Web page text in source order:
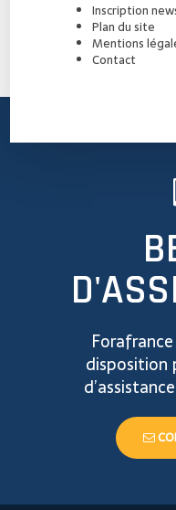
Inscription
Plan du site
Mentions
Contact
disposition